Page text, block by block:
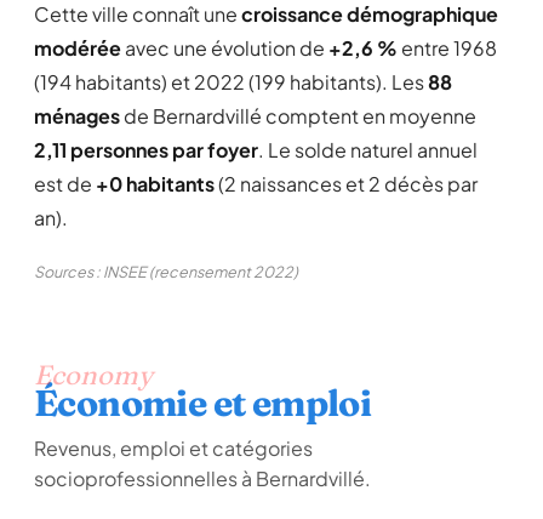
Cette ville connaît unecroissance démographique
modéréeavec une évolution de +2,6 % entre 1968
(194 habitants) et 2022 (199 habitants). Les88
ménagesde Bernardvillé comptent en moyenne
2,11 personnes par foyer. Le solde naturel annuel
est de +0 habitants(2 naissances et 2 décès par
an).
Sources : INSEE (recensement 2022)
Economy
Économie et emploi
Revenus, emploi et catégories
socioprofessionnelles à Bernardvillé.